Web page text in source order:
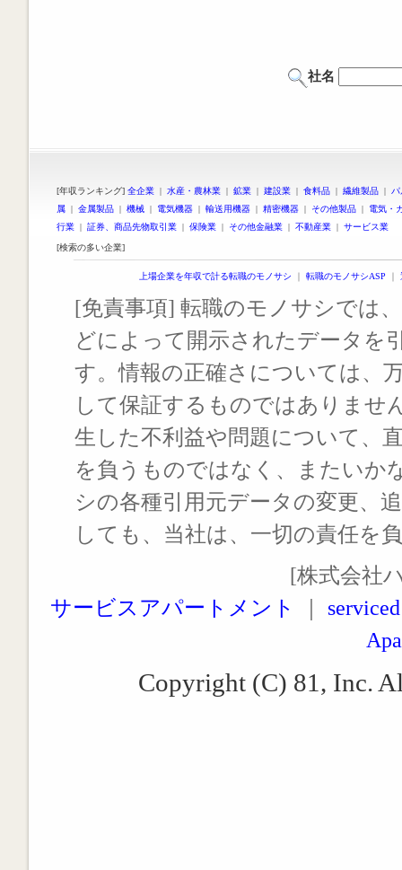
社名
[年収ランキング] 全企業 | 水産・農林業 | 鉱業 | 建設業 | 食料品 | 繊維製品 |
属 | 金属製品 | 機械 | 電気機器 | 輸送用機器 | 精密機器 | その他製品 | 電気・
行業 | 証券、商品先物取引業 | 保険業 | その他金融業 | 不動産業 | サービス業
[検索の多い企業]
上場企業を年収で計る転職のモノサシ ｜ 転職のモノサシASP ｜
[免責事項] 転職のモノサシでは
どによって開示されたデータを
す。情報の正確さについては、
して保証するものではありませ
生した不利益や問題について、
を負うものではなく、またいか
シの各種引用元データの変更、
しても、当社は、一切の責任を
[株式会社
サービスアパートメント
Copyright (C) 81, Inc.